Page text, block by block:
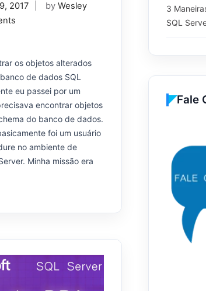
2017 by Wesley
os objetos alterados
de dados SQL
eu passei por um
encontrar objetos
do banco de dados.
foi um usuário
no ambiente de
Minha missão era
3
SQL
Fale